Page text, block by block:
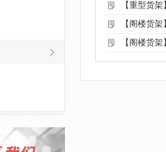
【重型货
【阁楼货
【阁楼货